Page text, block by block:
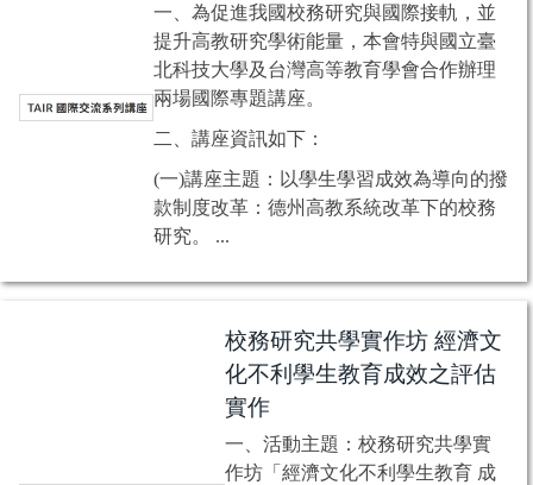
一、為促進我國校務研究與國際接軌，並
提升高教研究學術能量，本會特與國立臺
北科技大學及台灣高等教育學會合作辦理
兩場國際專題講座。
二、講座資訊如下：
(一)講座主題：以學生學習成效為導向的撥
款制度改革：德州高教系統改革下的校務
研究。 ...
校務研究共學實作坊 經濟文
化不利學生教育成效之評估
實作
一、活動主題：校務研究共學實
作坊「經濟文化不利學生教育 成